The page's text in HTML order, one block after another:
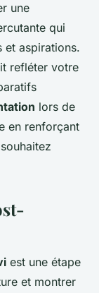
une
qui
et aspirations.
refléter votre
lors de
en renforçant
est une étape
et montrer